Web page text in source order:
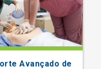
Avançado de